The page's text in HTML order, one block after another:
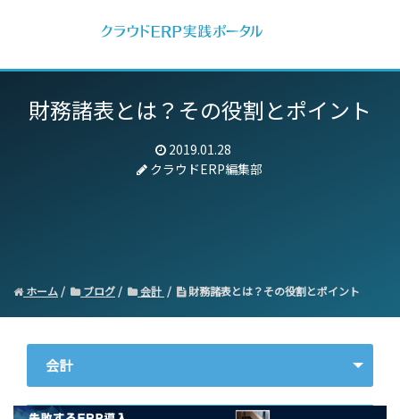
財務諸表とは？その役割とポイント
2019.01.28
クラウドERP編集部
ホーム ブログ 会計 財務諸表とは？その役割とポイント
会計